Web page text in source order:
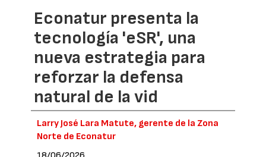
Econatur presenta la
tecnología 'eSR', una
nueva estrategia para
reforzar la defensa
natural de la vid
Larry José Lara Matute, gerente de la Zona
Norte de Econatur